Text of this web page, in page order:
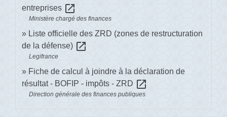
entreprises open_in_new
Ministère chargé des finances
Liste officielle des ZRD (zones de restructuration
de la défense) open_in_new
Legifrance
Fiche de calcul à joindre à la déclaration de
résultat - BOFIP - impôts - ZRD open_in_new
Direction générale des finances publiques